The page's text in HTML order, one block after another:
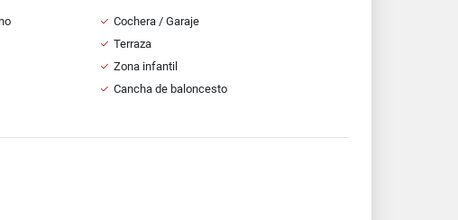
Cochera / Garaje
Terraza
Zona infantil
Cancha de baloncesto